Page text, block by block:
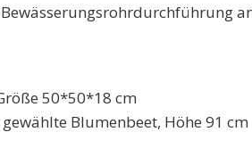
50*50*18 cm
Blumenbeet, Höhe 91 cm